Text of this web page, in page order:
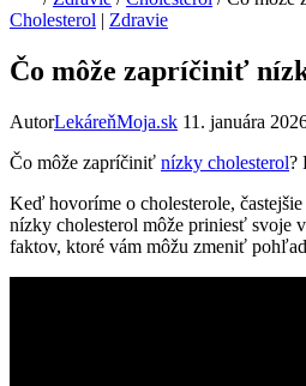
Cholesterol | Zdravie
Čo môže zapríčiniť
AutorLekáreňMoja.sk 11. januára
Čo môže zapríčiniť nízky cholesterol?
Keď‍ hovoríme⁢ o cholesterole,
nízky‍ cholesterol ‍môže priniesť svoje
faktov, ⁢ktoré ‌vám‌ môžu ‍zmeniť